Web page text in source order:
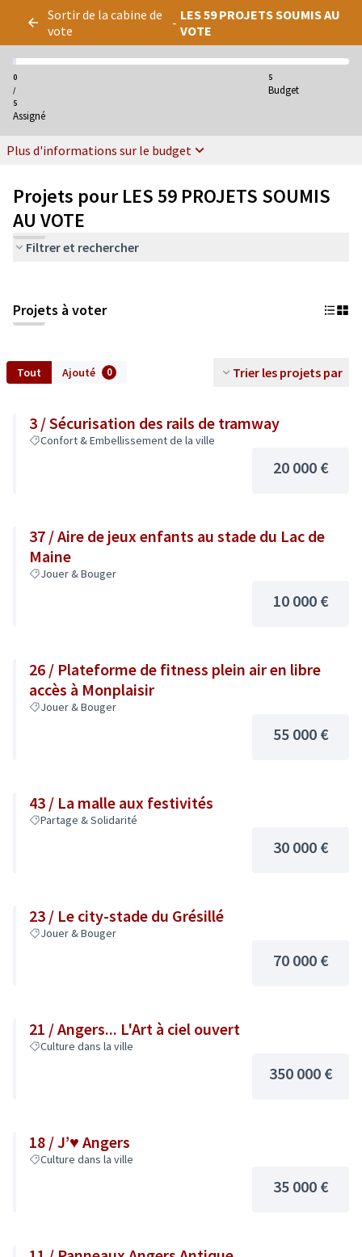
Sortir de la cabine de
vote
- LES 59 PROJETS SOUMIS AU
VOTE
0
/
5
Assigné
5
Budget
Plus d'informations sur le budget
Projets pour LES 59 PROJETS SOUMIS
AU VOTE
Filtrer et rechercher
Projets à voter
Tout Ajouté 0 Trier les projets par
3 / Sécurisation des rails de tramway
Confort & Embellissement de la ville
20 000 €
37 / Aire de jeux enfants au stade du Lac de
Maine
Jouer & Bouger
10 000 €
26 / Plateforme de fitness plein air en libre
accès à Monplaisir
Jouer & Bouger
55 000 €
43 / La malle aux festivités
Partage & Solidarité
30 000 €
23 / Le city-stade du Grésillé
Jouer & Bouger
70 000 €
21 / Angers... L'Art à ciel ouvert
Culture dans la ville
350 000 €
18 / J’♥ Angers
Culture dans la ville
35 000 €
Panneau de gestion des cookies